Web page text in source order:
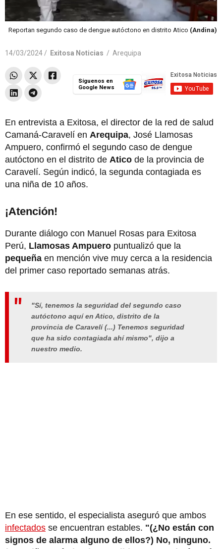
Reportan segundo caso de dengue autóctono en distrito Atico (Andina)
14/03/2024 / Exitosa Noticias / Arequipa
Síguenos en
Google News
En entrevista a Exitosa, el director de la red de salud
Camaná-Caravelí en Arequipa, José Llamosas
Ampuero, confirmó el segundo caso de dengue
autóctono en el distrito de Atico de la provincia de
Caravelí. Según indicó, la segunda contagiada es
una niña de 10 años.
¡Atención!
Durante diálogo con Manuel Rosas para Exitosa
Perú, Llamosas Ampuero puntualizó que la
pequeña en mención vive muy cerca a la residencia
del primer caso reportado semanas atrás.
"Sí, tenemos la seguridad del segundo caso
autóctono aquí en Atico, distrito de la
provincia de Caravelí (...) Tenemos seguridad
que ha sido contagiada ahí mismo", dijo a
nuestro medio.
En ese sentido, el especialista aseguró que ambos
infectados se encuentran estables. "(¿No están con
signos de alarma alguno de ellos?) No, ninguno.